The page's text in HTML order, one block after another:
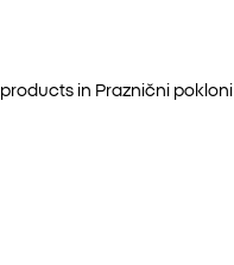
products in Praznični pokloni